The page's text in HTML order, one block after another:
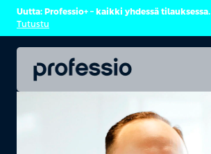
Uutta: Professio+ – kaikki yhdessä tilauksessa.
Tutustu